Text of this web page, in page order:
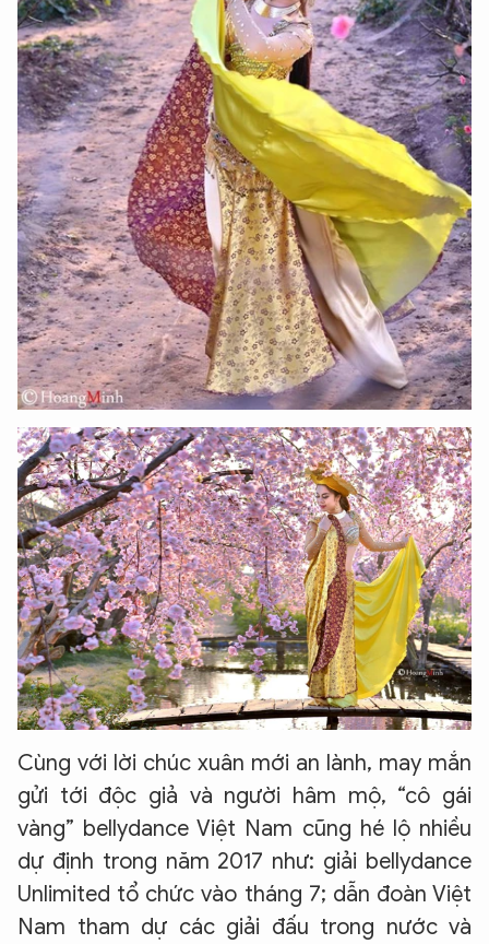
Cùng với lời chúc xuân mới an lành, may mắn
gửi tới độc giả và người hâm mộ, “cô gái
vàng” bellydance Việt Nam cũng hé lộ nhiều
dự định trong năm 2017 như: giải bellydance
Unlimited tổ chức vào tháng 7; dẫn đoàn Việt
Nam tham dự các giải đấu trong nước và